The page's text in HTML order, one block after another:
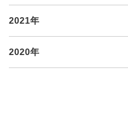
2021年
2020年